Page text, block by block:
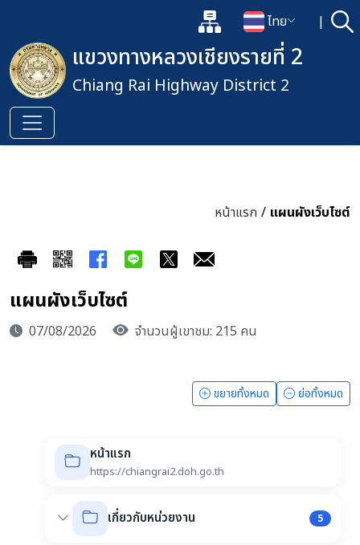
แผนผังเว็บไซต์
เปลี่ยนภาษา
ไทย | ค้
เปิดกล่องค้นหาข้อมูลหลักของเ
แขวงทางหลวงเชียงรายที่ 2
Chiang Rai Highway District 2
หน้าแรก / แผนผังเว็บไซต์
แผนผังเว็บไซต์
07/08/2026 จำนวนผู้เขาชม: 215 คน
ขยายทั้งหมด ย่อทั้งหมด
หน้าแรก
https://chiangrai2.doh.go.th
เกี่ยวกับหน่วยงาน 5